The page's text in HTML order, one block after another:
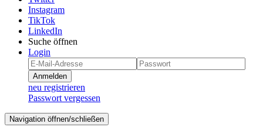
Instagram
TikTok
LinkedIn
Suche öffnen
Login
Anmelden
neu registrieren
Passwort vergessen
Navigation öffnen/schließen